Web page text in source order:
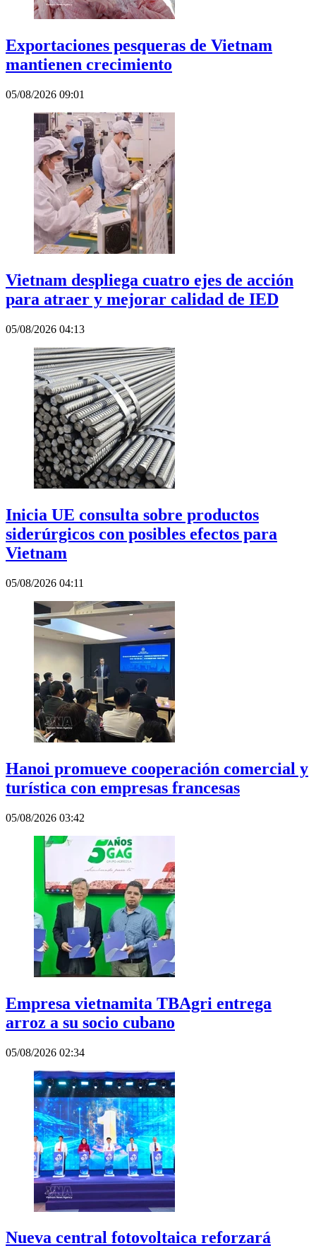
Exportaciones pesqueras de Vietnam
mantienen crecimiento
05/08/2026 09:01
Vietnam despliega cuatro ejes de acción
para atraer y mejorar calidad de IED
05/08/2026 04:13
Inicia UE consulta sobre productos
siderúrgicos con posibles efectos para
Vietnam
05/08/2026 04:11
Hanoi promueve cooperación comercial y
turística con empresas francesas
05/08/2026 03:42
Empresa vietnamita TBAgri entrega
arroz a su socio cubano
05/08/2026 02:34
Nueva central fotovoltaica reforzará